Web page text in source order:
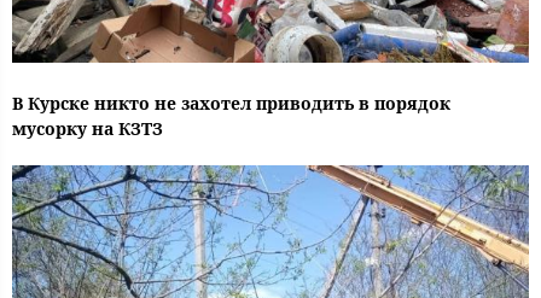
В Курске никто не захотел приводить в порядок
мусорку на КЗТЗ